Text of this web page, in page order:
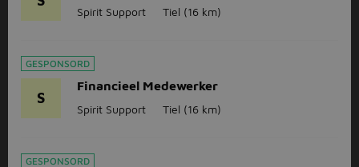
Spirit Support Tiel (16 km)
GESPONSORD
S
Financieel Medewerker
Spirit Support Tiel (16 km)
GESPONSORD